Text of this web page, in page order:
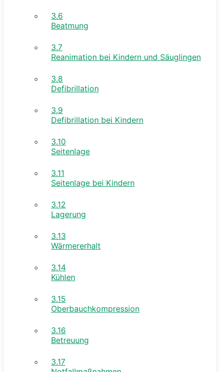
3.6
Beatmung
3.7
Reanimation bei Kindern und Säuglingen
3.8
Defibrillation
3.9
Defibrillation bei Kindern
3.10
Seitenlage
3.11
Seitenlage bei Kindern
3.12
Lagerung
3.13
Wärmererhalt
3.14
Kühlen
3.15
Oberbauchkompression
3.16
Betreuung
3.17